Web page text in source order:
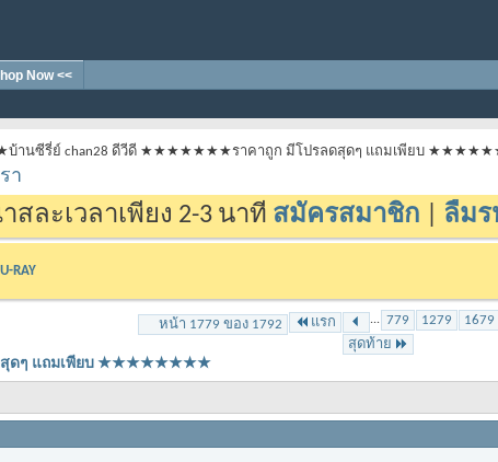
Now <<
บ้านซีรี่ย์ chan28 ดีวีดี ★★★★★★★ราคาถูก มีโปรลดสุดๆ แถมเพียบ
า
สละเวลาเพียง 2-3 นาที สมัครสมาชิก ลืม
RAY
หน้า 1779 ของ 1792 แรก ... 779 1279 1679
สุดท้าย
สุดๆ แถมเพียบ ★★★★★★★★